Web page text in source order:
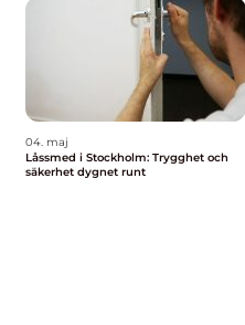
04. maj
Låssmed i Stockholm: Trygghet och
säkerhet dygnet runt